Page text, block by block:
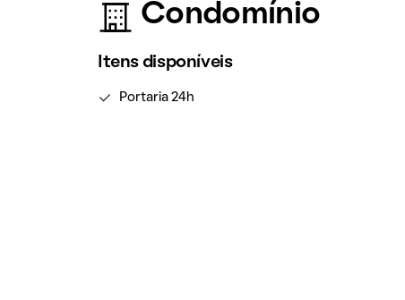
Condomínio
Itens disponíveis
Portaria 24h